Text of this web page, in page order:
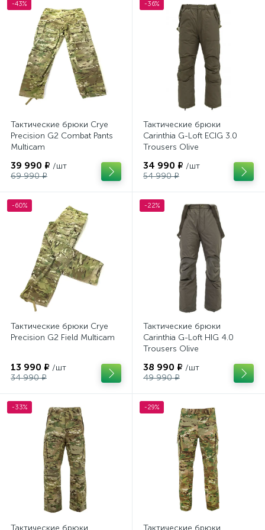
-43%
Тактические брюки Crye
Precision G2 Combat Pants
Multicam
39 990 ₽ /шт
69 990 ₽
-36%
Тактические брюки
Carinthia G-Loft ECIG 3.0
Trousers Olive
34 990 ₽ /шт
54 990 ₽
-60%
Тактические брюки Crye
Precision G2 Field Multicam
13 990 ₽ /шт
34 990 ₽
-22%
Тактические брюки
Carinthia G-Loft HIG 4.0
Trousers Olive
38 990 ₽ /шт
49 990 ₽
-33%
Тактические брюки
-29%
Тактические брюки